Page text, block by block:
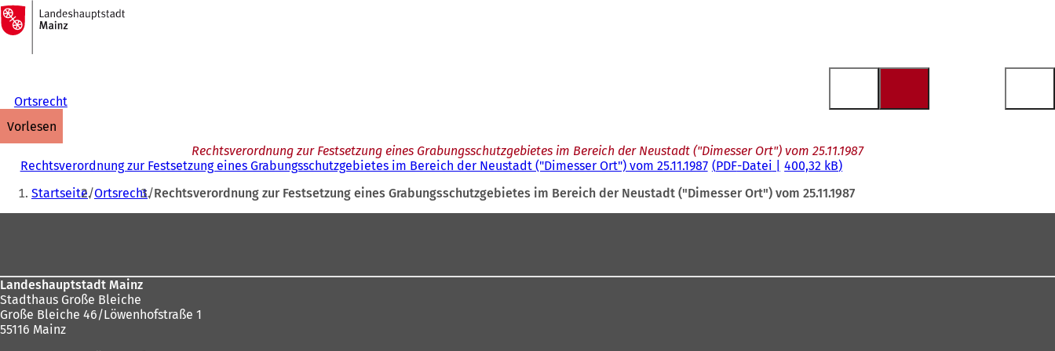
Inhalt anspringen
Zur
Startseite
Ortsrecht
vorlesen
Rechtsverordnung zur Festsetzung eines Grabungsschutzgebietes im Bereich der Neustadt ("Dimesser Ort") vom 25.11.1987
Rechtsverordnung zur Festsetzung eines Grabungsschutzgebietes im Bereich der Neustadt ("Dimesser Ort") vom 25.11.1987 PDF-Datei 400,32 kB
Sie
befinden
Startseite Ortsrecht Rechtsverordnung zur Festsetzung eines Grabungsschutzgebietes im Bereich der Neustadt ("Dimesser Ort") vom 25.11.1987
Landeshauptstadt Mainz
Stadthaus Große Bleiche
Große Bleiche 46/Löwenhofstraße 1
55116 Mainz